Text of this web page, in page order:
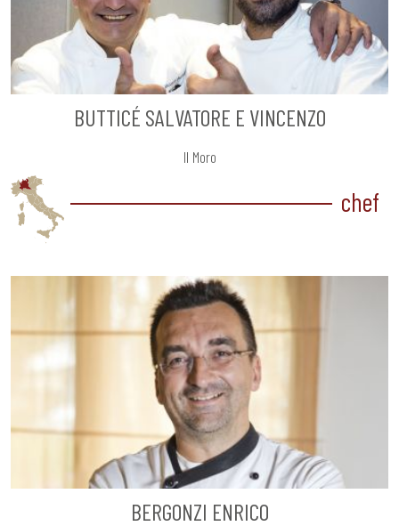
chef
BUTTICÉ SALVATORE E VINCENZO
Il Moro
BERGONZI ENRICO